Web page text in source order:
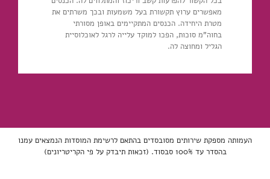
מאפשרים ערוץ תקשורת בעל משמעות ובכך משרתים את
מטרת היחידה. הכנסים המתקיימים באופן מסורתי
בחוה"מ סוכות, הפכו למוקד עלייה לרגל לאוכלוסיית
הגליל ומחוצה לה.
העמותה מספקת שירותים מסובסדים בהתאם לרשימת המוסדות הנמצאים עמנו
בהסדר עד 100% סבסוד. (זכאות תיבדק על פי הקריטריונים)